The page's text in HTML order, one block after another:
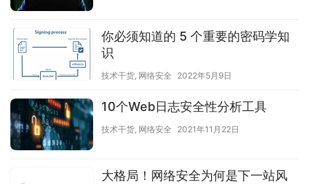
你必须知道的 5 个重要的密码学知
识
技术干货, 网络安全 2022年5月9日
10个Web日志安全性分析工具
技术干货, 网络安全 2021年11月22日
大格局！网络安全为何是下一站风